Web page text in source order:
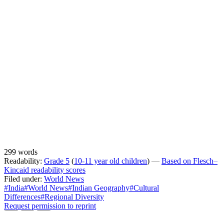
299 words
Readability: Grade 5 (10-11 year old children) — Based on Flesch–
Kincaid readability scores
Filed under: World News
#India#World News#Indian Geography#Cultural
Differences#Regional Diversity
Request permission to reprint